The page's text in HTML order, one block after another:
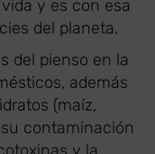
y es con esa
del planeta.
del pienso en la
además
(maíz,
contaminación